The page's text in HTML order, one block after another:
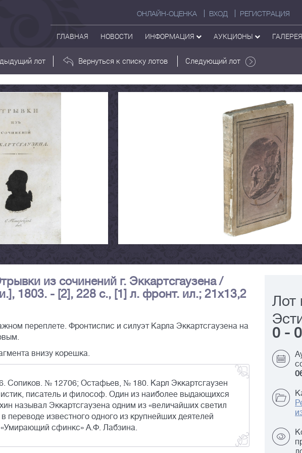
ОНЛАЙН-ОЦЕНКА ВХОД РЕГИСТРАЦИЯ
ГЛАВНАЯ НОВОСТИ ИНФОРМАЦИЯ АУКЦИОНЫ ГАЛЕРЕЯ
лот Вернуться к списку лотов Следующий лот
из сочинений г. Эккартсгаузена /
1803. - [2], 228 c., [1] л. фронт. ил.; 21х13,2
переплете. Фронтиспис и силуэт Карла Эккартсгаузена на
внизу корешка.
Сопиков. № 12706; Остафьев, № 180. Карл Эккартсгаузен
писатель и философ. Один из наиболее выдающихся
называл Эккартсгаузена одним из «величайших светил
известного одного из крупнейших деятелей
сфинкс» А.Ф. Лабзина.
Лот
0 - 0